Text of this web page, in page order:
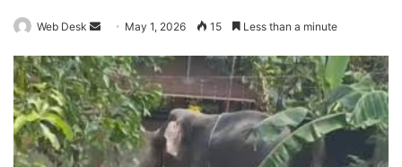
Web Desk
Send
email
May 1, 2026 15 Less than a minute